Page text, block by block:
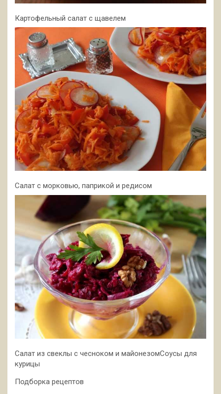
Картофельный салат с щавелем
Салат с морковью, паприкой и редисом
Салат из свеклы с чесноком и майонезомСоусы для
курицы
Подборка рецептов